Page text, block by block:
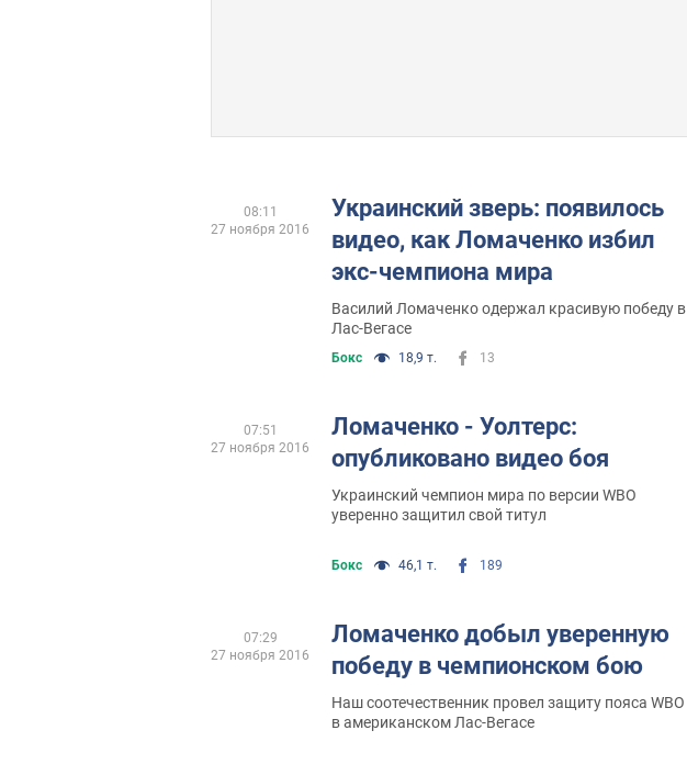
Украинский зверь: появилось
видео, как Ломаченко избил
экс-чемпиона мира
Василий Ломаченко одержал красивую победу в
Лас-Вегасе
Бокс 18,9 т. 13
08:11
27 ноября 2016
Ломаченко - Уолтерс:
опубликовано видео боя
Украинский чемпион мира по версии WBO
уверенно защитил свой титул
Бокс 46,1 т. 189
07:51
27 ноября 2016
Ломаченко добыл уверенную
победу в чемпионском бою
Наш соотечественник провел защиту пояса WBO
в американском Лас-Вегасе
07:29
27 ноября 2016